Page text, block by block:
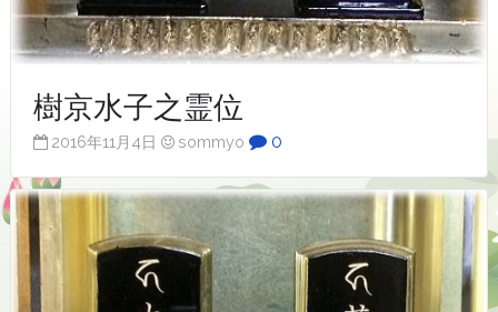
樹京水子之霊位
2016年11月4日 sommyo 0